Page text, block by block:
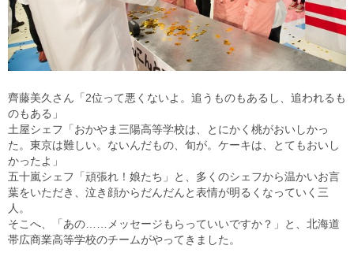
齊藤美久さん「2位って悪くないよ。追うものもあるし、追われるも
のもある」
土屋シェフ「おかやま三陽高等学校は、とにかく桃がおいしかっ
た。東京は難しい。ないんだもの、旬が。ケーキは、とてもおいし
かったよ」
五十嵐シェフ「頑張れ！娘たち」と、多くのシェフから温かいお言
葉をいただき、泣き顔からだんだんと表情が明るくなっていく三
人。
そこへ、「あの……メッセージもらっていいですか？」と、北海道
帯広商業高等学校のチームがやってきました。